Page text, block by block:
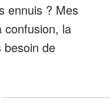
ennuis ? Mes
confusion, la
besoin de